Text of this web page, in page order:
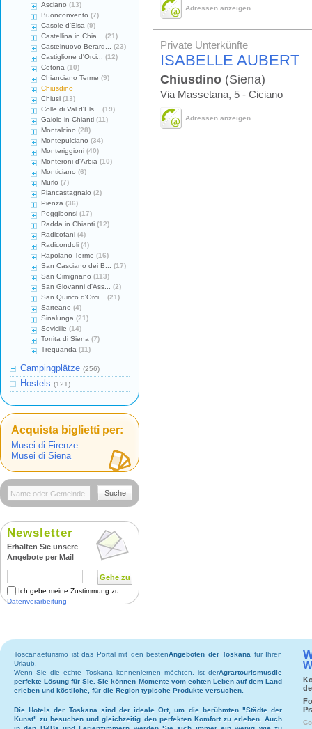
Adressen anzeigen
Private Unterkünfte
ISABELLE AUBERT
Chiusdino (Siena)
Via Massetana, 5 - Ciciano
Adressen anzeigen
Asciano (13)
Buonconvento (7)
Casole d'Elsa (9)
Castellina in Chia...
(21)
Castelnuovo Berard...
(23)
Castiglione d'Orci...
(12)
Cetona (10)
Chianciano Terme (9)
Chiusdino
Chiusi (13)
Colle di Val d'Els...
(19)
Gaiole in Chianti (11)
Montalcino (28)
Montepulciano (34)
Monteriggioni (40)
Monteroni d'Arbia (10)
Monticiano (6)
Murlo (7)
Piancastagnaio (2)
Pienza (36)
Poggibonsi (17)
Radda in Chianti (12)
Radicofani (4)
Radicondoli (4)
Rapolano Terme (16)
San Casciano dei B...
(17)
San Gimignano (113)
San Giovanni d'Ass...
(2)
San Quirico d'Orci...
(21)
Sarteano (4)
Sinalunga (21)
Sovicille (14)
Torrita di Siena (7)
Trequanda (11)
Campingplätze (256)
Hostels (121)
Acquista biglietti per:
Musei di Firenze
Musei di Siena
Suche
Newsletter
Erhalten Sie unsere
Angebote per Mail
Gehe zu
Ich gebe meine Zustimmung zu
Datenverarbeitung
Toscanaeturismo ist das Portal mit den bestenAngeboten der Toskana für Ihren
Urlaub.
Wenn Sie die echte Toskana kennenlernen möchten, ist derAgrartourismusdie
perfekte Lösung für Sie. Sie können Momente vom echten Leben auf dem Land
erleben und köstliche, für die Region typische Produkte versuchen.
DieHotels der Toskana sind der ideale Ort, um die berühmten "Städte der
Kunst" zu besuchen und gleichzeitig den perfekten Komfort zu erleben. Auch